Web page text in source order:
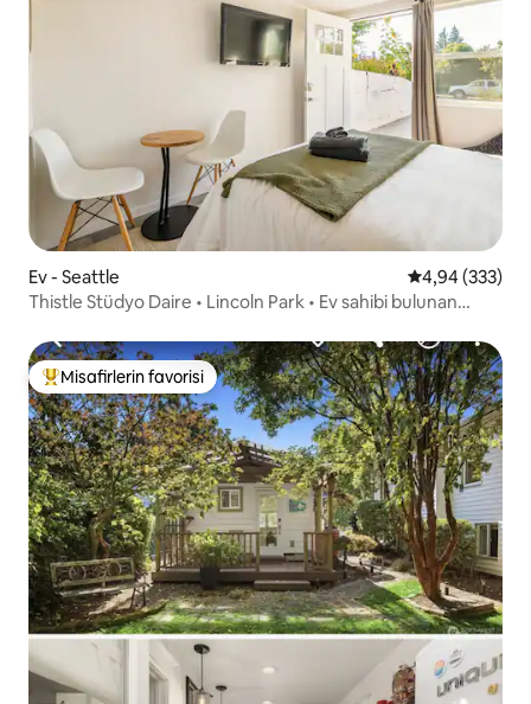
Ev - Seattle 5 üzerinden
4,94 (333)
Thistle Stüdyo Daire • Lincoln Park • Ev sahibi bulunan
Misafirlerin favorilerinden en beğenilenler arasında
Misafirlerin favorisi